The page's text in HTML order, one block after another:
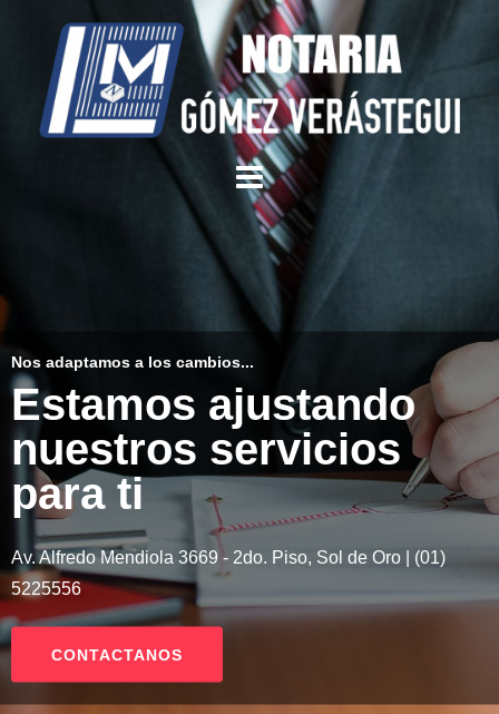
Nos adaptamos a los cambios...
Estamos ajustando
nuestros servicios
para ti
Av. Alfredo Mendiola 3669 - 2do. Piso, Sol de Oro | (01)
5225556
CONTACTANOS